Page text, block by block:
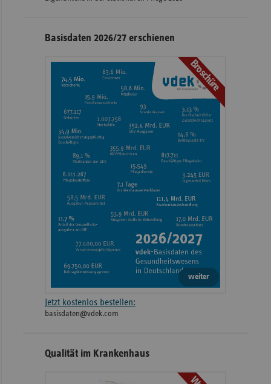
Basisdaten 2026/27 erschienen
Broschüre
weiter
Jetzt kostenlos bestellen:
basisdaten@vdek.com
Qualität im Krankenhaus